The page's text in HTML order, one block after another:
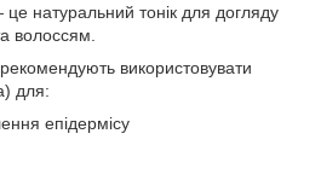
натуральний тонік для догляду
волоссям.
використовувати
для:
епідермісу